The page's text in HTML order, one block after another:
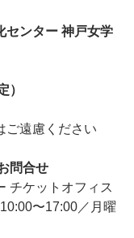
センター 神戸女学
）
遠慮ください
問合せ
チケットオフィス
〜17:00／月曜